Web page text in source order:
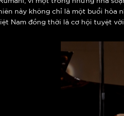
này không chỉ là một buổi hòa
Nam đồng thời là cơ hội tuyệt